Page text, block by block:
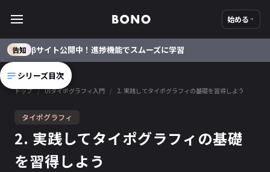
始める
告知 βサイト公開中！進捗機能でスムーズに学習
シリーズ目次
トップ / UIタイポグラフィ入門 / 2. 実践してタイポグラフィの基礎を習得しよう
タイポグラフィ
2. 実践してタイポグラフィの基礎
を習得しよう